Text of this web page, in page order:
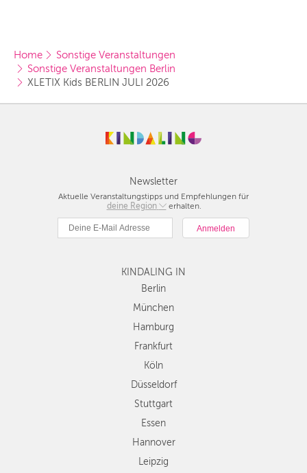
Home
Sonstige Veranstaltungen
Sonstige Veranstaltungen Berlin
XLETIX Kids BERLIN JULI 2026
Newsletter
Aktuelle Veranstaltungstipps und Empfehlungen für
deine Region
Berlin
Hamburg
Köln
Düsseldorf
Stuttgart
Essen
Dresden
Nürnberg
Wien
Zürich
Andere
Regionen
erhalten.
KINDALING IN
Berlin
München
Hamburg
Frankfurt
Köln
Düsseldorf
Stuttgart
Essen
Hannover
Leipzig